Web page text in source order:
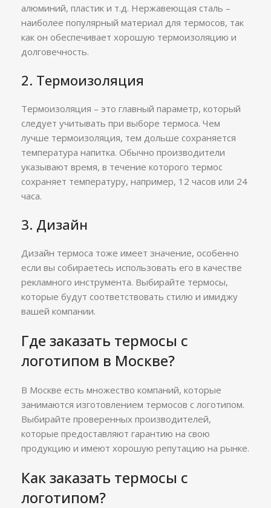
алюминий, пластик и т.д. Нержавеющая сталь –
наиболее популярный материал для термосов, так
как он обеспечивает хорошую термоизоляцию и
долговечность.
2. Термоизоляция
Термоизоляция – это главный параметр, который
следует учитывать при выборе термоса. Чем
лучше термоизоляция, тем дольше сохраняется
температура напитка. Обычно производители
указывают время, в течение которого термос
сохраняет температуру, например, 12 часов или 24
часа.
3. Дизайн
Дизайн термоса тоже имеет значение, особенно
если вы собираетесь использовать его в качестве
рекламного инструмента. Выбирайте термосы,
которые будут соответствовать стилю и имиджу
вашей компании.
Где заказать термосы с
логотипом в Москве?
В Москве есть множество компаний, которые
занимаются изготовлением термосов с логотипом.
Выбирайте проверенных производителей,
которые предоставляют гарантию на свою
продукцию и имеют хорошую репутацию на рынке.
Как заказать термосы с
логотипом?